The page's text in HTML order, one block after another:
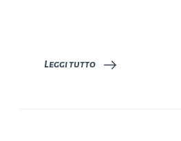
Leggi tutto